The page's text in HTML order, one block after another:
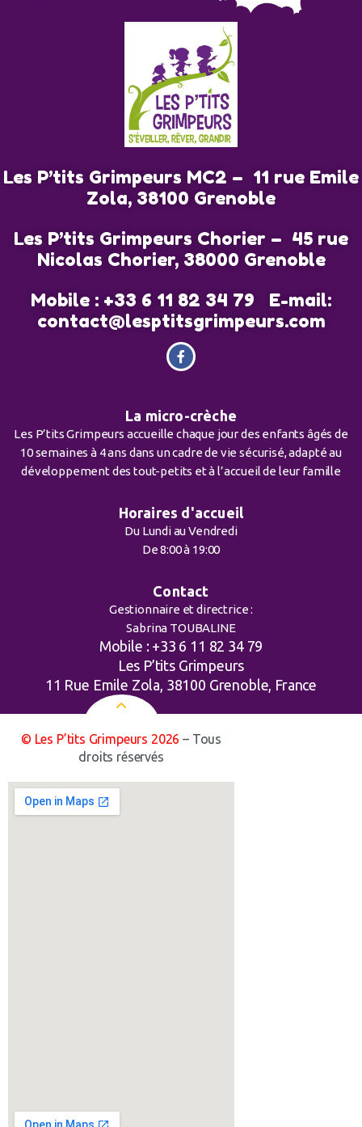
SHARE
NOUVEAUTÉS DE LA MICRO
CRÈCHE
28 NOVEMBRE 2018
VIEWS 0 COMMENTS
SHARE
Les P’tits Grimpeurs MC2 – 11 rue Emile
Zola, 38100 Grenoble
Les P’tits Grimpeurs Chorier – 45 rue
Nicolas Chorier, 38000 Grenoble
Mobile : +33 6 11 82 34 79 E-mail:
contact@lesptitsgrimpeurs.com
La micro-crèche
Les P’tits Grimpeurs accueille chaque jour des enfants âgés de
10 semaines à 4 ans dans un cadre de vie sécurisé, adapté au
développement des tout-petits et à l’accueil de leur famille
Horaires d'accueil
Du Lundi au Vendredi
De 8:00 à 19:00
Contact
Gestionnaire et directrice :
Sabrina TOUBALINE
Mobile : +33 6 11 82 34 79
Les P’tits Grimpeurs
11 Rue Emile Zola, 38100 Grenoble, France
© Les P’tits Grimpeurs 2026 – Tous
droits réservés